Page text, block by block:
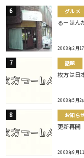
グルメ
るーほん
2008年2月
話題
枚方は日
2008年5月2
お知ら
更新再開
2008年9月